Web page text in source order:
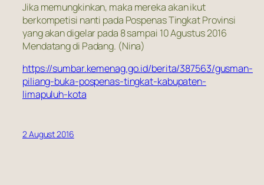
Jika memungkinkan, maka mereka akan ikut
berkompetisi nanti pada Pospenas Tingkat Provinsi
yang akan digelar pada 8 sampai 10 Agustus 2016
Mendatang di Padang. (Nina)
https://sumbar.kemenag.go.id/berita/387563/gusman-
piliang-buka-pospenas-tingkat-kabupaten-
limapuluh-kota
2 August 2016